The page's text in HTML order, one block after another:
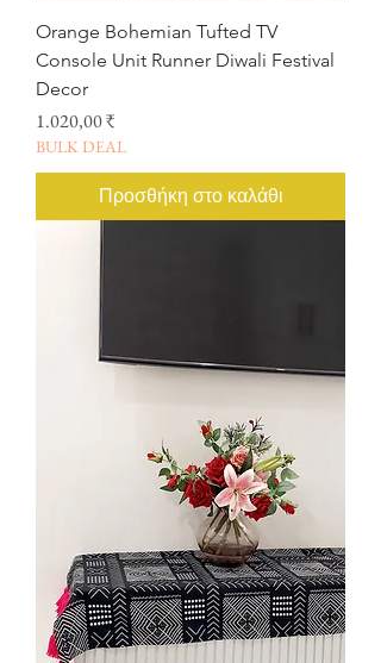
Orange Bohemian Tufted TV
Console Unit Runner Diwali Festival
Decor
Τιμή
1.020,00 ₹
BULK DEAL
Προσθήκη στο καλάθι